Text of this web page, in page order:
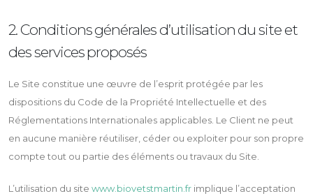
2. Conditions générales d’utilisation du site et
des services proposés
Le Site constitue une œuvre de l’esprit protégée par les
dispositions du Code de la Propriété Intellectuelle et des
Réglementations Internationales applicables. Le Client ne peut
en aucune manière réutiliser, céder ou exploiter pour son propre
compte tout ou partie des éléments ou travaux du Site.
L’utilisation du site www.biovetstmartin.fr implique l’acceptation